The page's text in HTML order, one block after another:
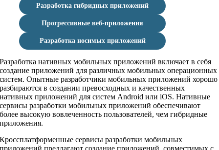
Разработка гибридных приложений
Прогрессивные веб-приложения
Разработка носимых приложений
Разработка нативных мобильных приложений включает в себя
создание приложений для различных мобильных операционных
систем. Опытные разработчики мобильных приложений хорошо
разбираются в создании превосходных и качественных
нативных приложений для систем Android или iOS. Нативные
сервисы разработки мобильных приложений обеспечивают
более высокую вовлеченность пользователей, чем гибридные
приложения.
Кроссплатформенные сервисы разработки мобильных